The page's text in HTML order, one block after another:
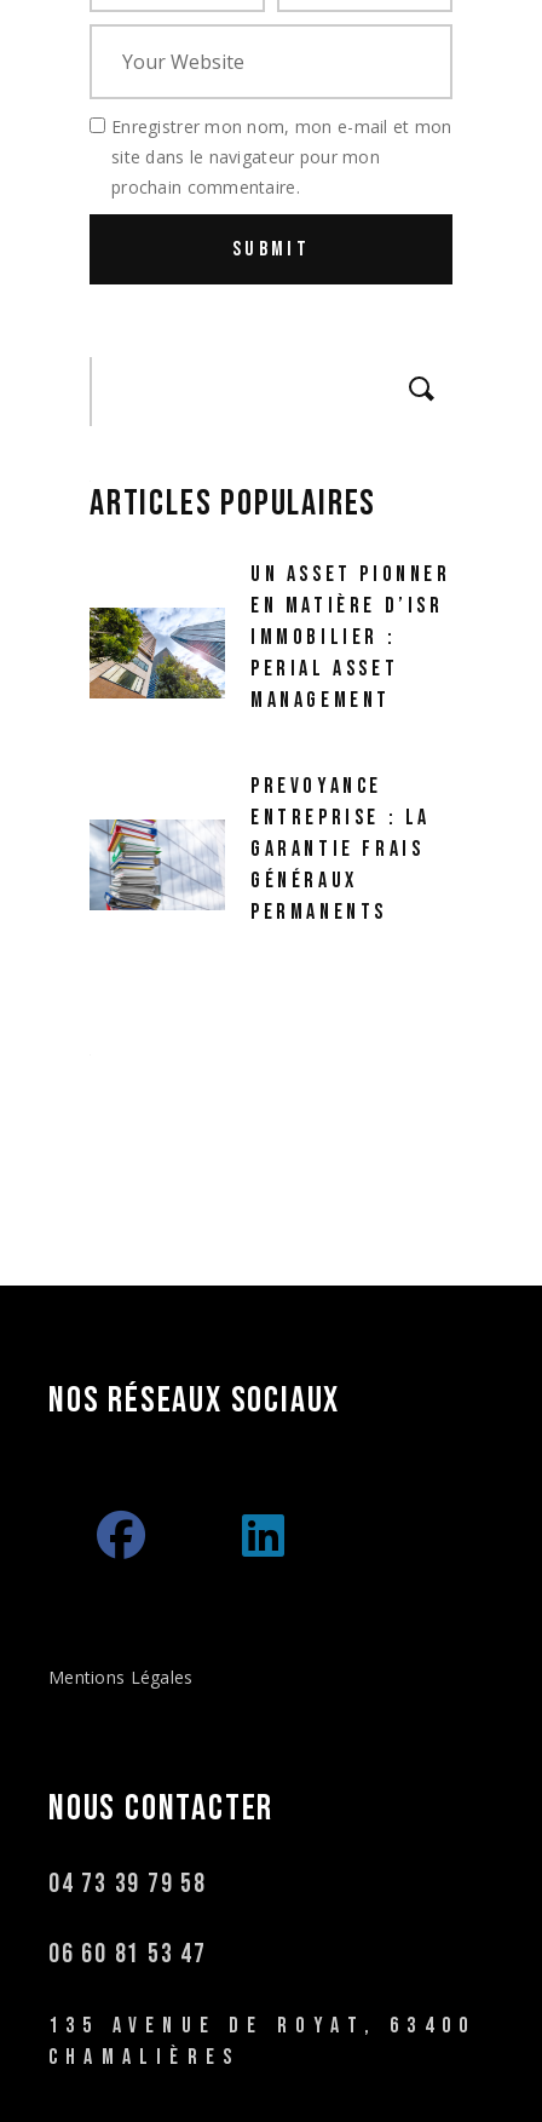
Enregistrer mon nom, mon e-mail et mon
site dans le navigateur pour mon
prochain commentaire.
Search
UN ASSET PIONNER
EN MATIÈRE D’ISR
IMMOBILIER :
PERIAL ASSET
MANAGEMENT
PREVOYANCE
ENTREPRISE : LA
GARANTIE FRAIS
GÉNÉRAUX
PERMANENTS
NOS RÉSEAUX SOCIAUX
Mentions Légales
NOUS CONTACTER
04 73 39 79 58
06 60 81 53 47
135 AVENUE DE ROYAT, 63400
CHAMALIÈRES